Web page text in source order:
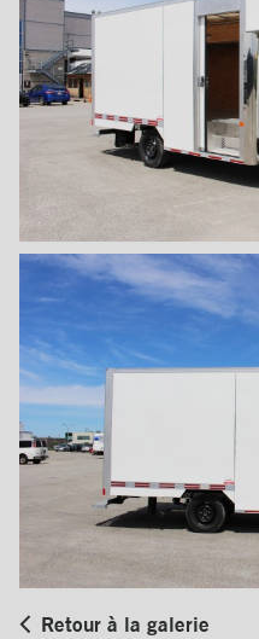
Retour à la galerie